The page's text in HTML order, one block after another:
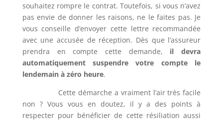
souhaitez rompre le contrat. Toutefois, si vous n’avez
pas envie de donner les raisons, ne le faites pas. Je
vous conseille d’envoyer cette lettre recommandée
avec une accusée de réception. Dès que l’assureur
prendra en compte cette demande, il devra
automatiquement suspendre votre compte le
lendemain à zéro heure.
Cette démarche a vraiment l’air très facile
non ? Vous vous en doutez, il y a des points à
respecter pour bénéficier de cette résiliation aussi